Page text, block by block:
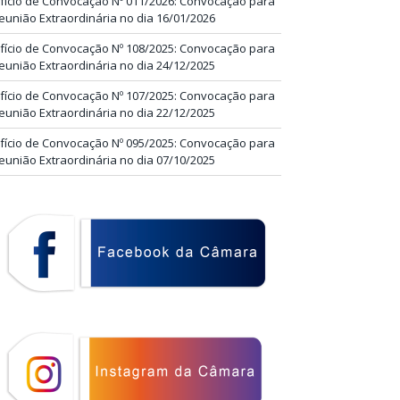
Extraordinária no dia 16/01/2026
de Convocação Nº 108/2025: Convocação para
Extraordinária no dia 24/12/2025
de Convocação Nº 107/2025: Convocação para
Extraordinária no dia 22/12/2025
de Convocação Nº 095/2025: Convocação para
Extraordinária no dia 07/10/2025